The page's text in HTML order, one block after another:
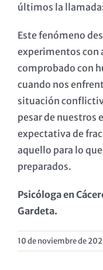
últimos la llamada
Este fenómeno
experimentos con
comprobado con
cuando nos
situación
pesar de nuestros
expectativa de
aquello para lo
preparados.
Psicóloga en
Gardeta.
10 de noviembre de